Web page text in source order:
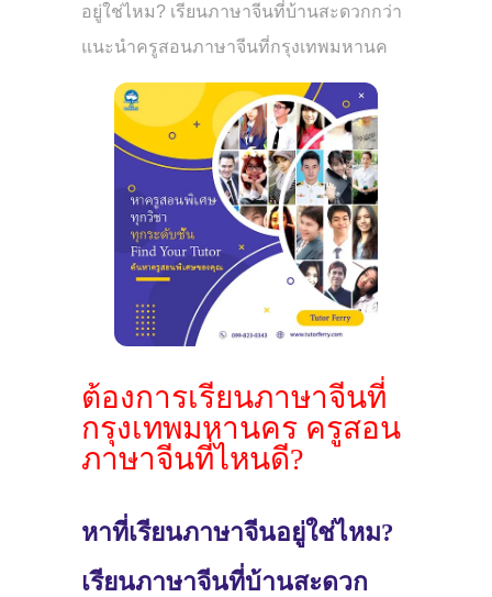
อยู่ใช่ไหม? เรียนภาษาจีนที่บ้านสะดวกกว่า
แนะนำครูสอนภาษาจีนที่กรุงเทพมหานค
ต้องการเรียนภาษาจีนที่
กรุงเทพมหานคร ครูสอน
ภาษาจีนที่ไหนดี?
หาที่เรียนภาษาจีนอยู่ใช่ไหม?
เรียนภาษาจีนที่บ้านสะดวก